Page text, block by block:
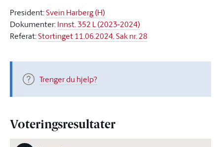
President:Svein Harberg (H)
Dokumenter:Innst. 352 L (2023-2024)
Referat:Stortinget 11.06.2024. Sak nr. 28
Trenger du hjelp?
Voteringsresultater